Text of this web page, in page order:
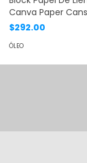
Canva Paper
X30
$292.00
ÓLEO